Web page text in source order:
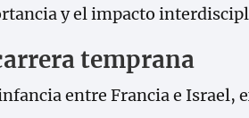
y el impacto
temprana
entre Francia e